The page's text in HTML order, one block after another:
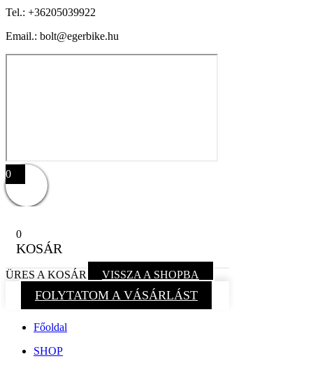
Tel.: +36205039922
Email.: bolt@egerbike.hu
0
0
KOSÁR
ÜRES A KOSÁR VISSZA A SHOPBA
FOLYTATOM A VÁSÁRLÁST
Főoldal
SHOP